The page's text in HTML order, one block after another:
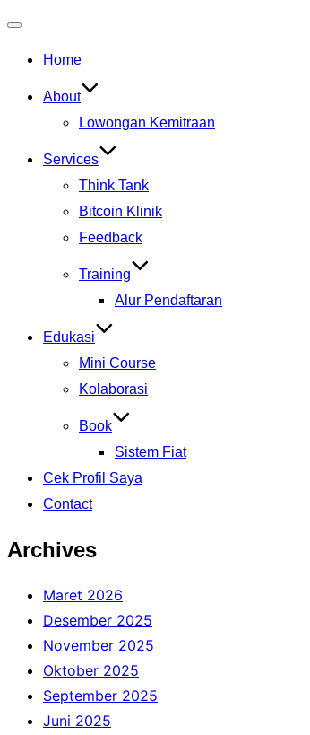
navigation
Home
About
Lowongan Kemitraan
Services
Think Tank
Bitcoin Klinik
Feedback
Training
Alur Pendaftaran
Edukasi
Mini Course
Kolaborasi
Book
Sistem Fiat
Cek Profil Saya
Contact
Archives
Maret 2026
Desember 2025
November 2025
Oktober 2025
September 2025
Juni 2025